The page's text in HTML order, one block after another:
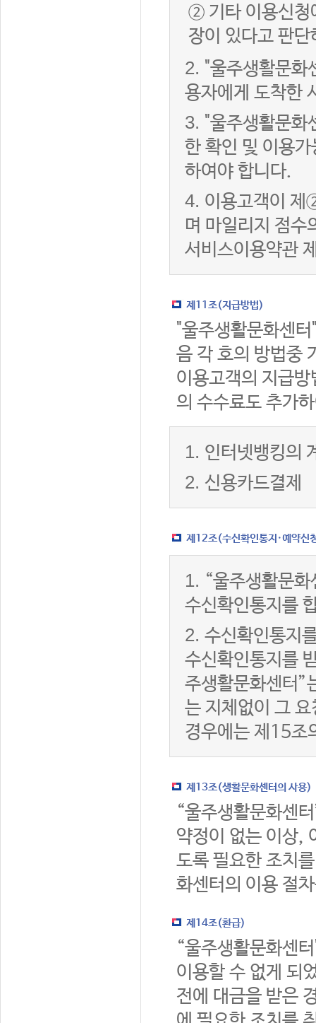
② 기타 이용신청
장이 있다고 판단
2. "울주생활문화
용자에게 도착한
3. "울주생활문화
한 확인 및 이용
하여야 합니다.
4. 이용고객이 제
며 마일리지 점수
서비스이용약관
제11조(지급방법)
"울주생활문화센
음 각 호의 방법중
이용고객의 지급
의 수수료도 추가
1. 인터넷뱅킹의
2. 신용카드결제
제12조(수신확인통지·예약신
1. “울주생활문
수신확인통지를
2. 수신확인통지
수신확인통지를
주생활문화센터”
는 지체없이 그
경우에는 제15조
제13조(생활문화센터의 사용)
“울주생활문화센
약정이 없는 이상,
도록 필요한 조치
화센터의 이용 절
제14조(환급)
“울주생활문화센
이용할 수 없게 되
전에 대금을 받은